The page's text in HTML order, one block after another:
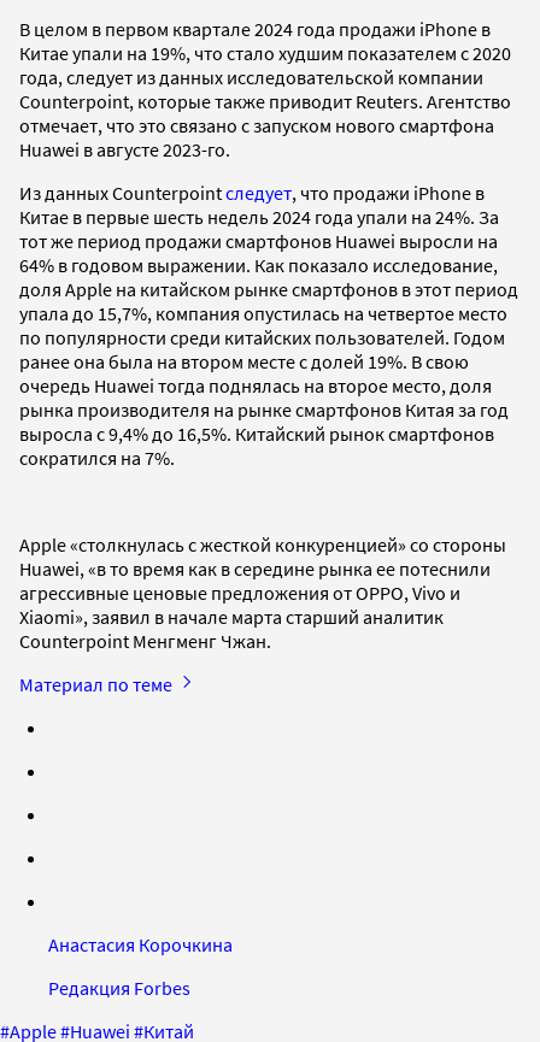
В целом в первом квартале 2024 года продажи iPhone в
Китае упали на 19%, что стало худшим показателем с 2020
года, следует из данных исследовательской компании
Counterpoint, которые также приводит Reuters. Агентство
отмечает, что это связано с запуском нового смартфона
Huawei в августе 2023-го.
Из данных Counterpointследует, что продажи iPhone в
Китае в первые шесть недель 2024 года упали на 24%. За
тот же период продажи смартфонов Huawei выросли на
64% в годовом выражении. Как показало исследование,
доля Apple на китайском рынке смартфонов в этот период
упала до 15,7%, компания опустилась на четвертое место
по популярности среди китайских пользователей. Годом
ранее она была на втором месте с долей 19%. В свою
очередь Huawei тогда поднялась на второе место, доля
рынка производителя на рынке смартфонов Китая за год
выросла с 9,4% до 16,5%. Китайский рынок смартфонов
сократился на 7%.
Apple «столкнулась с жесткой конкуренцией» со стороны
Huawei, «в то время как в середине рынка ее потеснили
агрессивные ценовые предложения от OPPO, Vivo и
Xiaomi», заявил в начале марта старший аналитик
Counterpoint Менгменг Чжан.
Материал по теме
Анастасия Корочкина
Редакция Forbes
#Apple#Huawei #Китай